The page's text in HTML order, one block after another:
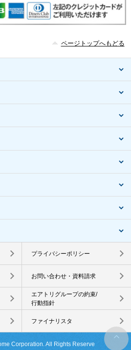
ページトップへもどる
プライバシーポリシー
お問い合わせ・資料請求
エアトリグループの約束/
行動指針
ファイナリスタ
Corporation. All Rights Reserve